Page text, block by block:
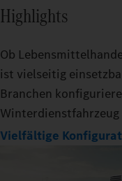
Highlights
Ob
ist vielseitig
Branchen
Vielfältige